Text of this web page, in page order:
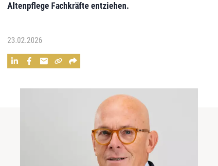
Altenpflege Fachkräfte entziehen.
23.02.2026